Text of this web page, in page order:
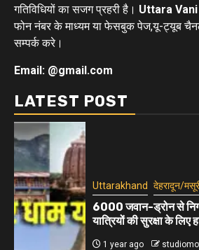
गतिविधियों का सजग प्रहरी है। Uttara Vani
फोन नंबर के माध्यम या फेसबुक पेज,यू-ट्यूब
सम्पर्क करे।
Email: @gmail.com
LATEST POST
Uttarakhand देहरादून/
6000 जवान-ड्रोन से
यात्रियों की सुरक्षा के लिए
1 year ago